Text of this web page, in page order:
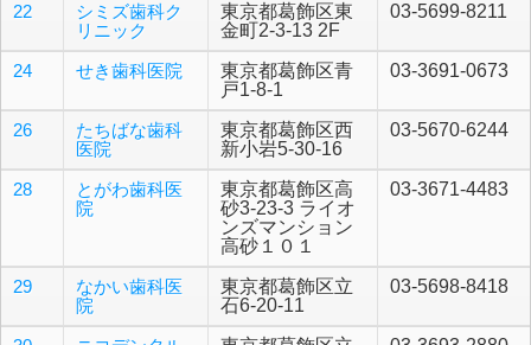
22
シミズ歯科ク
リニック
東京都葛飾区東
金町2-3-13 2F
03-5699-8211
24 せき歯科医院
東京都葛飾区青
戸1-8-1
03-3691-0673
26
たちばな歯科
医院
東京都葛飾区西
新小岩5-30-16
03-5670-6244
28
とがわ歯科医
院
東京都葛飾区高
砂3-23-3 ライオ
ンズマンション
高砂１０１
03-3671-4483
29
なかい歯科医
院
東京都葛飾区立
石6-20-11
03-5698-8418